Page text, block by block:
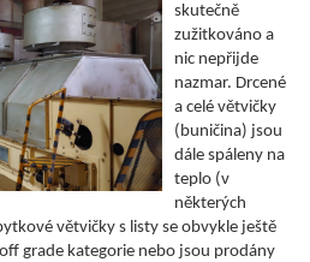
skutečně
zužitkováno a
nic nepřijde
nazmar. Drcené
a celé větvičky
(buničina) jsou
dále spáleny na
teplo (v
některých
větvičky s listy se obvykle ještě
grade kategorie nebo jsou prodány